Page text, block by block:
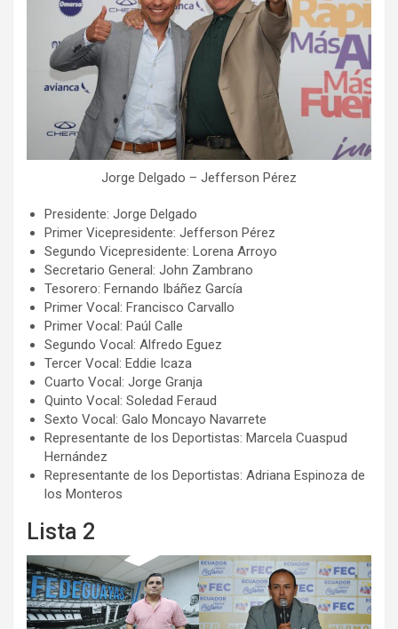
Jorge Delgado – Jefferson Pérez
Presidente: Jorge Delgado
Primer Vicepresidente: Jefferson Pérez
Segundo Vicepresidente: Lorena Arroyo
Secretario General: John Zambrano
Tesorero: Fernando Ibáñez García
Primer Vocal: Francisco Carvallo
Primer Vocal: Paúl Calle
Segundo Vocal: Alfredo Eguez
Tercer Vocal: Eddie Icaza
Cuarto Vocal: Jorge Granja
Quinto Vocal: Soledad Feraud
Sexto Vocal: Galo Moncayo Navarrete
Representante de los Deportistas: Marcela Cuaspud
Hernández
Representante de los Deportistas: Adriana Espinoza de
los Monteros
Lista 2